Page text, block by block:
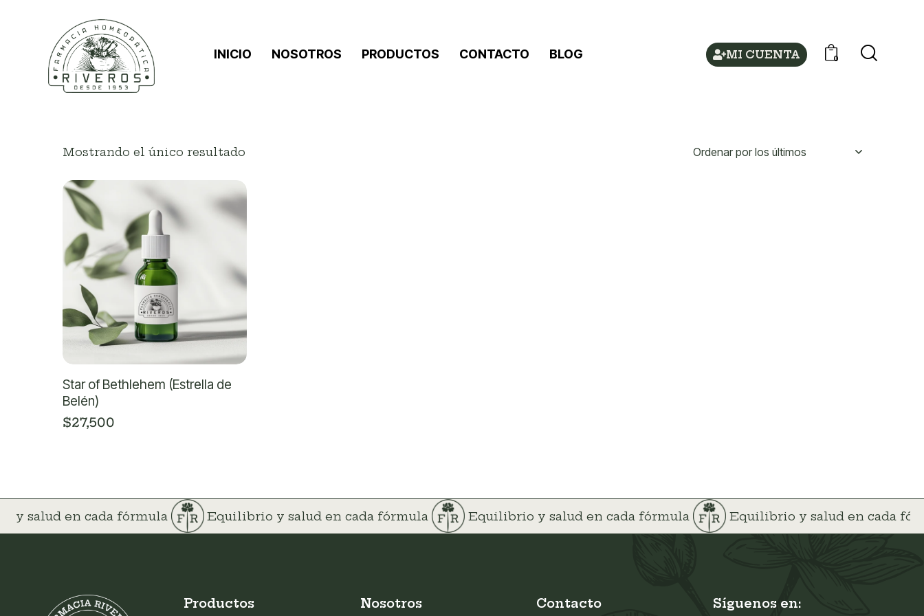
INICIO NOSOTROS PRODUCTOS CONTACTO BLOG MI CUENTA 0
Mostrando el único resultado
Star of Bethlehem (Estrella de
Belén)
$27,500
y salud en cada fórmula Equilibrio y salud en cada fórmula Equilibrio y salud en cada fórmula Equilibrio y salud en cada
Productos Nosotros Contacto Síguenos en: